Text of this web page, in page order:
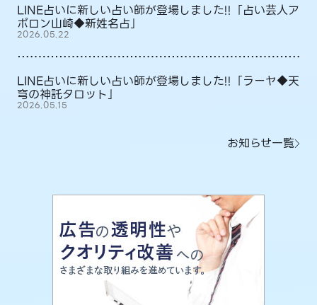
LINE占いに新しい占い師が登場しました!!「占い芸人ア
ポロン山崎◆新姓名占」
2026.05.22
LINE占いに新しい占い師が登場しました!!「ラーヤ◆天
穹の神託タロット」
2026.05.15
お知らせ一覧